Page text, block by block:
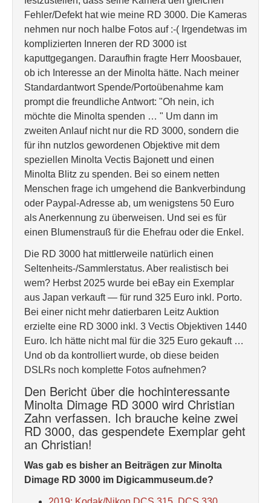
Fehler/Defekt hat wie meine RD 3000. Die Kameras
nehmen nur noch halbe Fotos auf :-( Irgendetwas im
komplizierten Inneren der RD 3000 ist
kaputtgegangen. Daraufhin fragte Herr Moosbauer,
ob ich Interesse an der Minolta hätte. Nach meiner
Standardantwort Spende/Portoübenahme kam
prompt die freundliche Antwort: "Oh nein, ich
möchte die Minolta spenden … " Um dann im
zweiten Anlauf nicht nur die RD 3000, sondern die
für ihn nutzlos gewordenen Objektive mit dem
speziellen Minolta Vectis Bajonett und einen
Minolta Blitz zu spenden. Bei so einem netten
Menschen frage ich umgehend die Bankverbindung
oder Paypal-Adresse ab, um wenigstens 50 Euro
als Anerkennung zu überweisen. Und sei es für
einen Blumenstrauß für die Ehefrau oder die Enkel.
Die RD 3000 hat mittlerweile natürlich einen
Seltenheits-/Sammlerstatus. Aber realistisch bei
wem? Herbst 2025 wurde bei eBay ein Exemplar
aus Japan verkauft — für rund 325 Euro inkl. Porto.
Bei einer nicht mehr datierbaren Leitz Auktion
erzielte eine RD 3000 inkl. 3 Vectis Objektiven 1440
Euro. Ich hätte nicht mal für die 325 Euro gekauft …
Und ob da kontrolliert wurde, ob diese beiden
DSLRs noch komplette Fotos aufnehmen?
Den Bericht über die hochinteressante
Minolta Dimage RD 3000 wird Christian
Zahn verfassen. Ich brauche keine zwei
RD 3000, das gespendete Exemplar geht
an Christian!
Was gab es bisher an Beiträgen zur Minolta
Dimage RD 3000 im Digicammuseum.de?